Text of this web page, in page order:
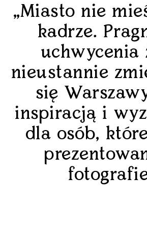
„Miasto nie
kadrze.
uchwycenia
nieustannie
się
inspiracją i
dla osób,